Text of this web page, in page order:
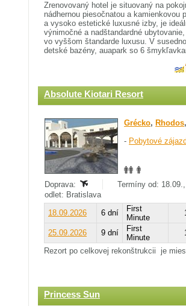
Zrenovovaný hotel je situovaný na
nádhernou piesočnatou a
a vysoko estetické luxusné izby, je
výnimočné a nadštandardné
vo vyššom štandarde luxusu. V
detské bazény, auapark so 6
Absolute Kiotari Resort
Grécko, Rhodos,
- Pobytové
Doprava:
Termíny od:
odlet: Bratislava
18.09.2026
6 dní
First
Minute
25.09.2026 9 dní
First
Minute
Rezort po celkovej rekonštrukcii je
Princess Sun